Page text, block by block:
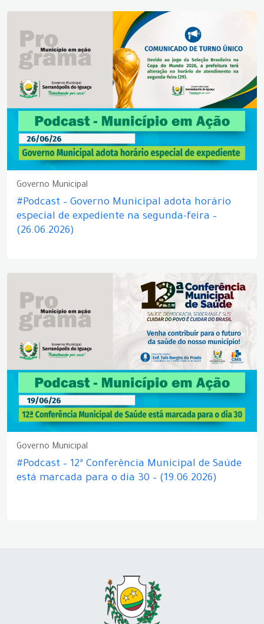
Governo Municipal
#Podcast – Governo Municipal adota horário
especial de expediente na segunda-feira –
(26.06.2026)
Governo Municipal
#Podcast – 12ª Conferência Municipal de Saúde
está marcada para o dia 30 – (19.06.2026)